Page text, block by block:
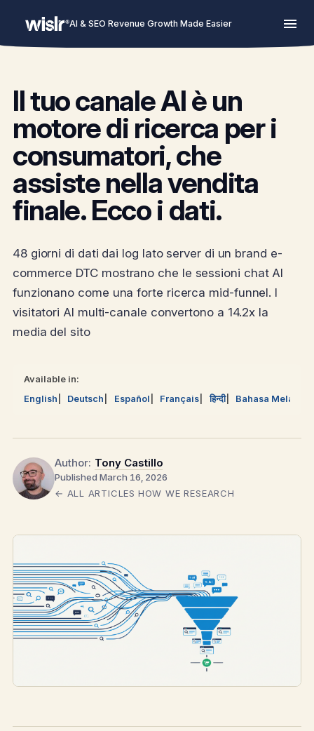
AI & SEO Revenue Growth Made Easier
Il tuo canale AI è un
motore di ricerca per i
consumatori, che
assiste nella vendita
finale. Ecco i dati.
48 giorni di dati dai log lato server di un brand e-
commerce DTC mostrano che le sessioni chat AI
funzionano come una forte ricerca mid-funnel. I
visitatori AI multi-canale convertono a 14.2x la
media del sito
Available in:
English
Deutsch Español Français हिन्दी Bahasa Melayu
Author: Tony Castillo
Published March 16, 2026
← ALL ARTICLES HOW WE RESEARCH